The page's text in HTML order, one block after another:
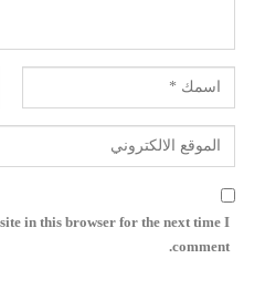
in this browser for the next time I
comment.